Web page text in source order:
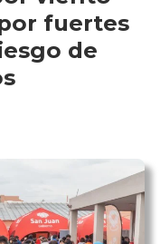
fuertes
de